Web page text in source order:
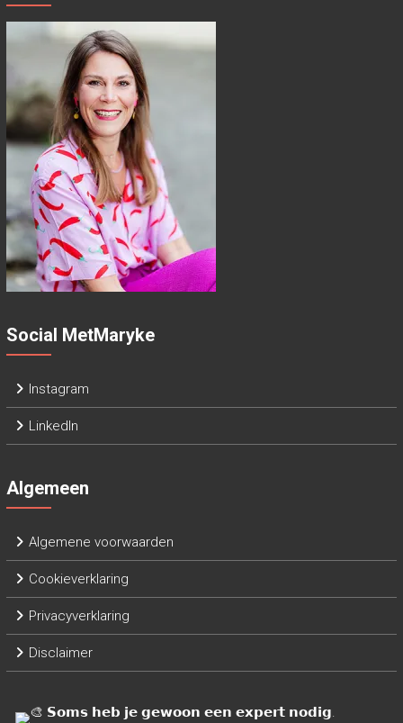
Social MetMaryke
Instagram
LinkedIn
Algemeen
Algemene voorwaarden
Cookieverklaring
Privacyverklaring
Disclaimer